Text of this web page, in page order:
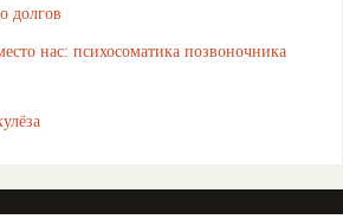
долгов
нас: психосоматика позвоночника